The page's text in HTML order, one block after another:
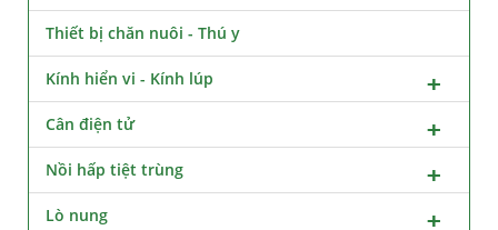
Thiết bị chăn nuôi - Thú y
Kính hiển vi - Kính lúp
Cân điện tử
Nồi hấp tiệt trùng
Lò nung